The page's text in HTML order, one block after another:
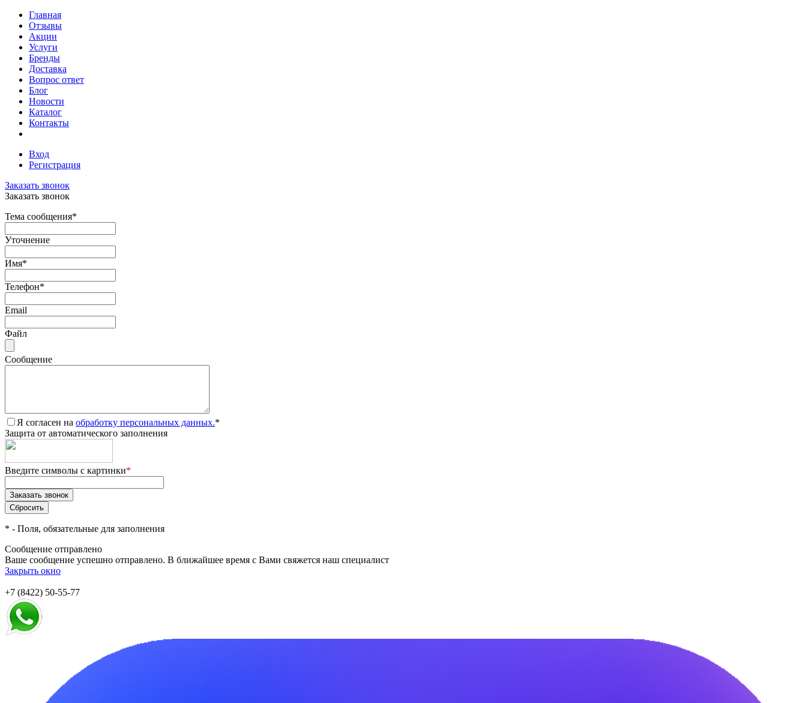
Главная
Отзывы
Акции
Услуги
Бренды
Доставка
Вопрос ответ
Блог
Новости
Каталог
Контакты
Вход
Регистрация
Заказать звонок
Заказать звонок
Тема сообщения*
Уточнение
Имя*
Телефон*
Email
Файл
Сообщение
Я согласен на обработку персональных данных.*
Защита от автоматического заполнения
Введите символы с картинки*
* - Поля, обязательные для заполнения
Сообщение отправлено
Ваше сообщение успешно отправлено. В ближайшее время с Вами свяжется наш специалист
Закрыть окно
+7 (8422) 50-55-77